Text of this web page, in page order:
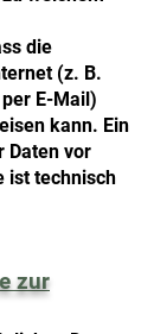
die
(z. B.
E-Mail)
kann. Ein
Daten vor
ist technisch
zur